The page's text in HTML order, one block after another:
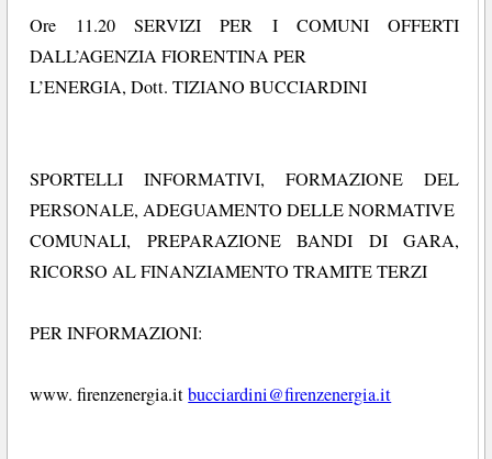
Ore 11.20 SERVIZI PER I COMUNI OFFERTI
DALL’AGENZIA FIORENTINA PER
L’ENERGIA, Dott. TIZIANO BUCCIARDINI
SPORTELLI INFORMATIVI, FORMAZIONE DEL
PERSONALE, ADEGUAMENTO DELLE NORMATIVE
COMUNALI, PREPARAZIONE BANDI DI GARA,
RICORSO AL FINANZIAMENTO TRAMITE TERZI
PER INFORMAZIONI:
www. firenzenergia.itbucciardini@firenzenergia.it